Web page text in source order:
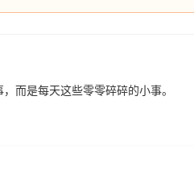
而是每天这些零零碎碎的小事。